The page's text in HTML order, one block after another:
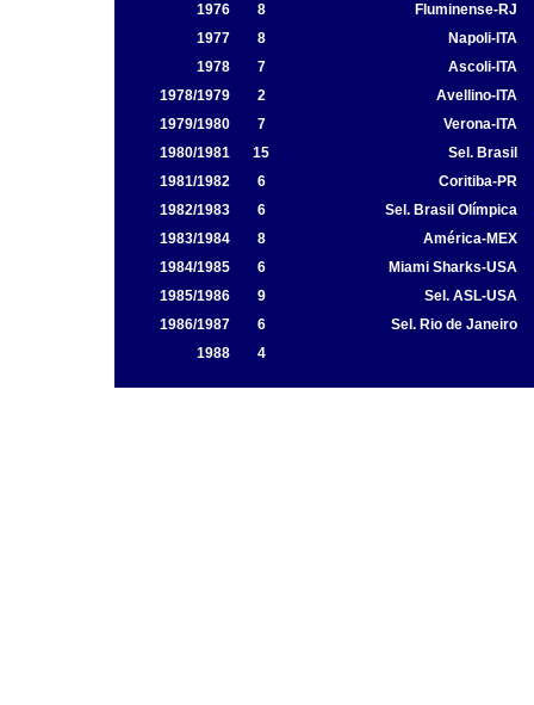
1976
8
Fluminense-RJ
1977
8
Napoli-ITA
1978
7
Ascoli-ITA
1978/1979
2
Avellino-ITA
1979/1980
7
Verona-ITA
1980/1981
15
Sel. Brasil
1981/1982
6
Coritiba-PR
1982/1983
6
Sel. Brasil Olímpica
1983/1984
8
América-MEX
1984/1985
6
Miami Sharks-USA
1985/1986
9
Sel. ASL-USA
1986/1987
6
Sel. Rio de Janeiro
1988
4